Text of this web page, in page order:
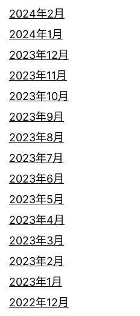
2024年2月
2024年1月
2023年12月
2023年11月
2023年10月
2023年9月
2023年8月
2023年7月
2023年6月
2023年5月
2023年4月
2023年3月
2023年2月
2023年1月
2022年12月